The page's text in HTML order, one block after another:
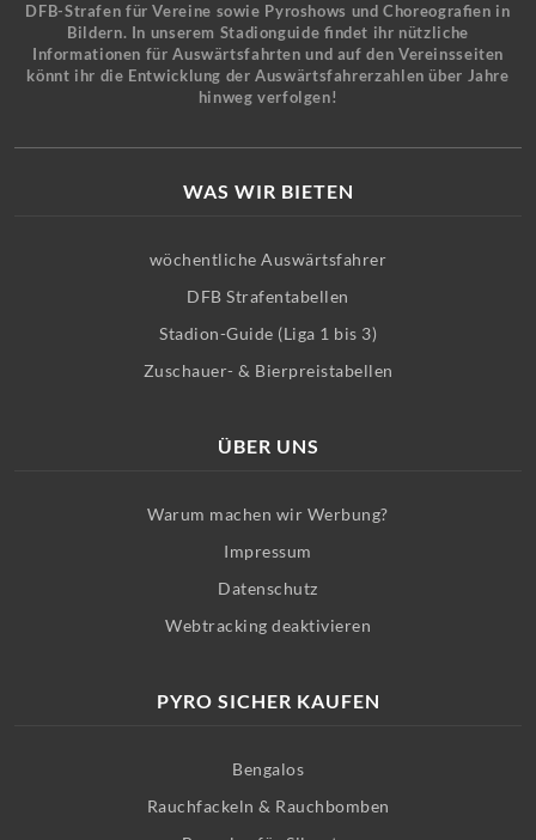
DFB-Strafen für Vereine sowie Pyroshows und Choreografien in
Bildern. In unserem Stadionguide findet ihr nützliche
Informationen für Auswärtsfahrten und auf den Vereinsseiten
könnt ihr die Entwicklung der Auswärtsfahrerzahlen über Jahre
hinweg verfolgen!
WAS WIR BIETEN
wöchentliche Auswärtsfahrer
DFB Strafentabellen
Stadion-Guide (Liga 1 bis 3)
Zuschauer- & Bierpreistabellen
ÜBER UNS
Warum machen wir Werbung?
Impressum
Datenschutz
Webtracking deaktivieren
PYRO SICHER KAUFEN
Bengalos
Rauchfackeln & Rauchbomben